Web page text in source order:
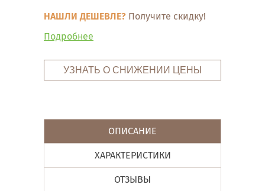
НАШЛИ ДЕШЕВЛЕ? Получите скидку!
Подробнее
УЗНАТЬ О СНИЖЕНИИ ЦЕНЫ
ОПИСАНИЕ
ХАРАКТЕРИСТИКИ
ОТЗЫВЫ